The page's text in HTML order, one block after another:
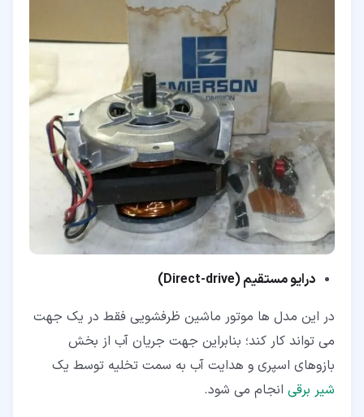
درایو مستقیم (Direct-drive)
در این مدل ها موتور ماشین ظرفشویی فقط در یک جهت
می تواند کار کند؛ بنابراین جهت جریان آب از بخش
بازوهای اسپری و هدایت آب به سمت تخلیه توسط یک
شیر برقی انجام می شود.